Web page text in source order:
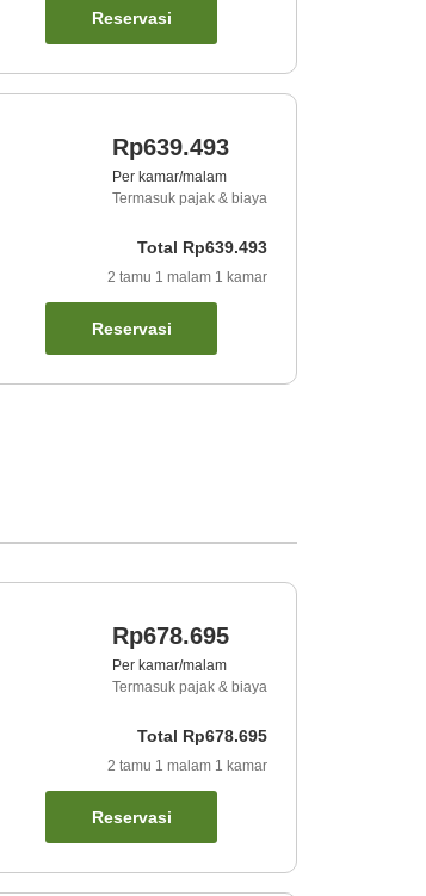
Reservasi
Rp639.493
Per kamar/malam
Termasuk pajak & biaya
Total Rp639.493
2 tamu 1 malam 1 kamar
Reservasi
Rp678.695
Per kamar/malam
Termasuk pajak & biaya
Total Rp678.695
2 tamu 1 malam 1 kamar
Reservasi